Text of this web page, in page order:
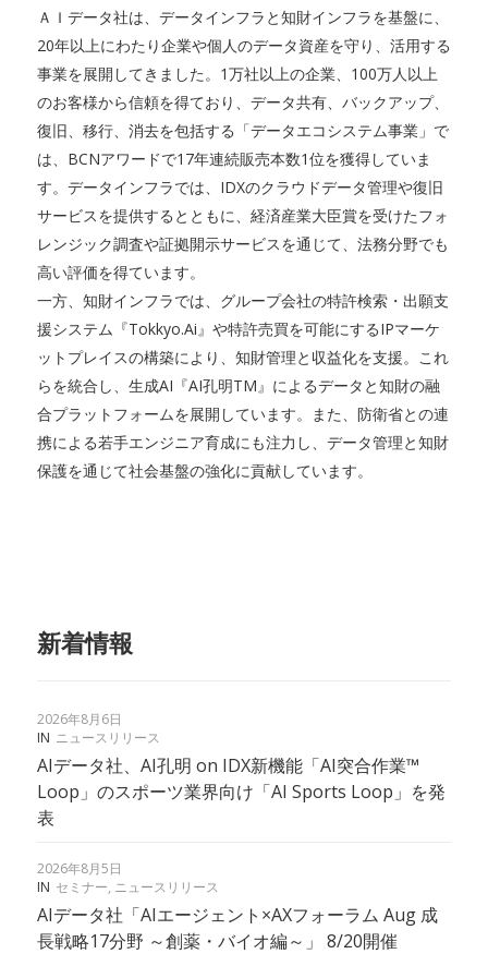
ＡＩデータ社は、データインフラと知財インフラを基盤に、
20年以上にわたり企業や個人のデータ資産を守り、活用する
事業を展開してきました。1万社以上の企業、100万人以上
のお客様から信頼を得ており、データ共有、バックアップ、
復旧、移行、消去を包括する「データエコシステム事業」で
は、BCNアワードで17年連続販売本数1位を獲得していま
す。データインフラでは、IDXのクラウドデータ管理や復旧
サービスを提供するとともに、経済産業大臣賞を受けたフォ
レンジック調査や証拠開示サービスを通じて、法務分野でも
高い評価を得ています。
一方、知財インフラでは、グループ会社の特許検索・出願支
援システム『Tokkyo.Ai』や特許売買を可能にするIPマーケ
ットプレイスの構築により、知財管理と収益化を支援。これ
らを統合し、生成AI『AI孔明TM』によるデータと知財の融
合プラットフォームを展開しています。また、防衛省との連
携による若手エンジニア育成にも注力し、データ管理と知財
保護を通じて社会基盤の強化に貢献しています。
新着情報
2026年8月6日
IN ニュースリリース
AIデータ社、AI孔明 on IDX新機能「AI突合作業™︎
Loop」のスポーツ業界向け「AI Sports Loop」を発
表
2026年8月5日
IN セミナー, ニュースリリース
AIデータ社「AIエージェント×AXフォーラム Aug 成
長戦略17分野 ～創薬・バイオ編～」 8/20開催